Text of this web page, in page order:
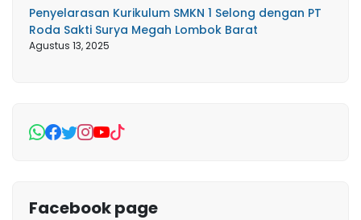
Penyelarasan Kurikulum SMKN 1 Selong dengan PT
Roda Sakti Surya Megah Lombok Barat
Agustus 13, 2025
Facebook page